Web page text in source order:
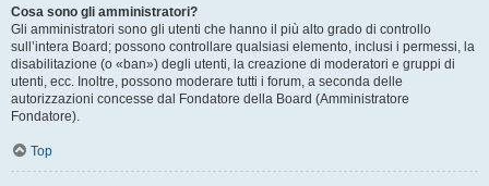
Cosa sono gli amministratori?
Gli amministratori sono gli utenti che hanno il più alto grado di controllo
sull’intera Board; possono controllare qualsiasi elemento, inclusi i permessi, la
disabilitazione (o «ban») degli utenti, la creazione di moderatori e gruppi di
utenti, ecc. Inoltre, possono moderare tutti i forum, a seconda delle
autorizzazioni concesse dal Fondatore della Board (Amministratore
Fondatore).
Top